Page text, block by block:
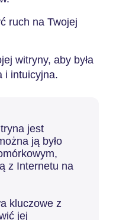
ruch na Twojej
witryny, aby była
i intuicyjna.
jest
ją było
z Internetu na
kluczowe z
jej